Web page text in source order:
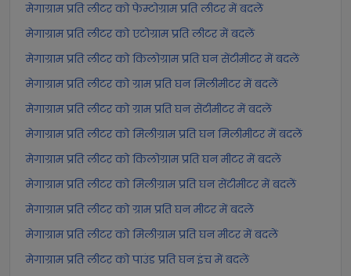
मेगाग्राम प्रति लीटर को फेम्टोग्राम प्रति लीटर में बदलें
मेगाग्राम प्रति लीटर को एटोग्राम प्रति लीटर में बदलें
मेगाग्राम प्रति लीटर को किलोग्राम प्रति घन सेंटीमीटर में बदलें
मेगाग्राम प्रति लीटर को ग्राम प्रति घन मिलीमीटर में बदलें
मेगाग्राम प्रति लीटर को ग्राम प्रति घन सेंटीमीटर में बदलें
मेगाग्राम प्रति लीटर को मिलीग्राम प्रति घन मिलीमीटर में बदलें
मेगाग्राम प्रति लीटर को किलोग्राम प्रति घन मीटर में बदलें
मेगाग्राम प्रति लीटर को मिलीग्राम प्रति घन सेंटीमीटर में बदलें
मेगाग्राम प्रति लीटर को ग्राम प्रति घन मीटर में बदलें
मेगाग्राम प्रति लीटर को मिलीग्राम प्रति घन मीटर में बदलें
मेगाग्राम प्रति लीटर को पाउंड प्रति घन इंच में बदलें